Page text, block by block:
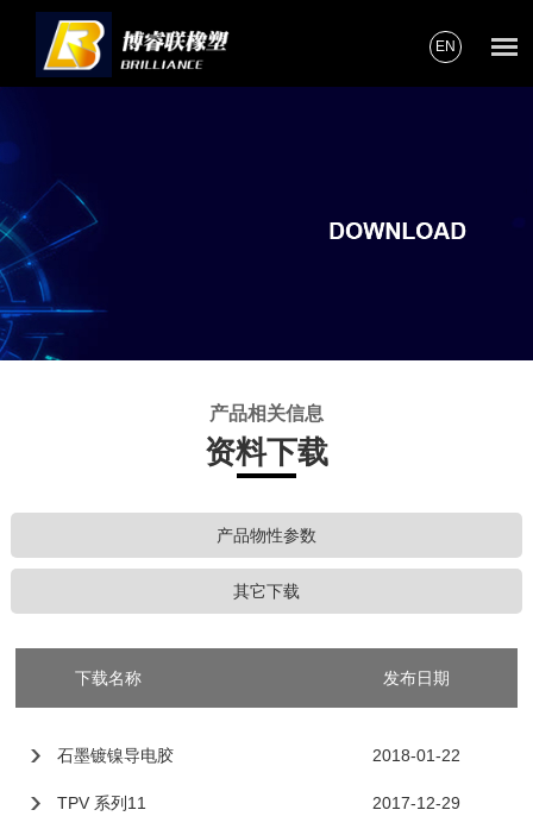
EN
产品相关信息
资料下载
产品物性参数
其它下载
下载名称 发布日期
石墨镀镍导电胶 2018-01-22
TPV 系列11 2017-12-29